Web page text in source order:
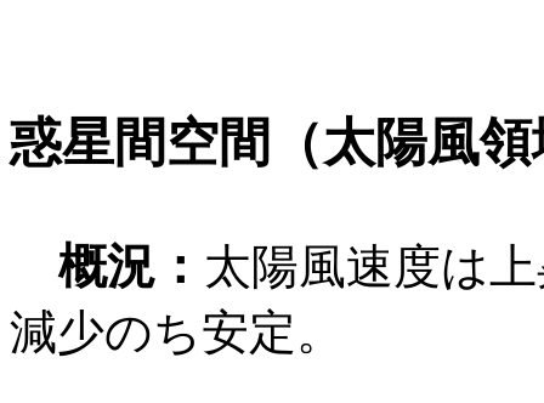
惑星間空間（太陽風
概況： 太陽風速度は
減少のち安定。